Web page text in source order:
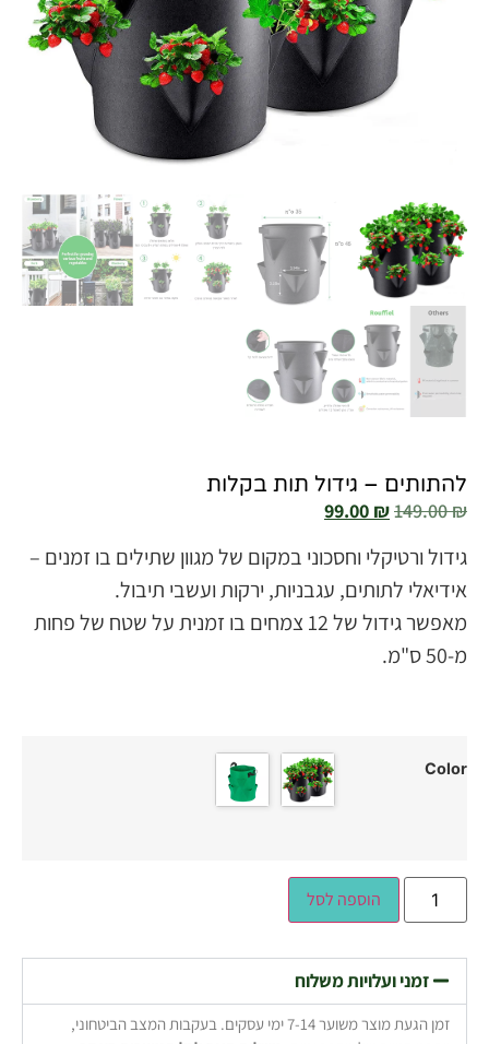
להתותים – גידול תות בקלות
149.00₪
99.00 ₪
גידול ורטיקלי וחסכוני במקום של מגוון שתילים בו זמנים –
אידיאלי לתותים, עגבניות, ירקות ועשבי תיבול.
מאפשר גידול של 12 צמחים בו זמנית על שטח של פחות
מ-50 ס"מ.
Color
הוספה לסל
זמני ועלויות משלוח
זמן הגעת מוצר משוער 7-14 ימי עסקים. בעקבות המצב הביטחוני,